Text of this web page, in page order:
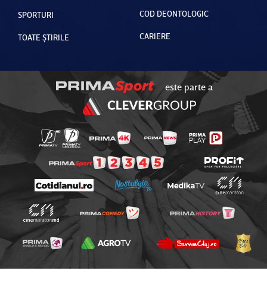
SPORTURI
TOATE ȘTIRILE
COD DEONTOLOGIC
CARIERE
este parte a